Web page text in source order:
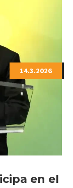
14.3.2026
en el